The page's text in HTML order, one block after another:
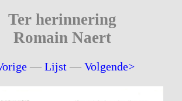
Ter herinnering
Romain Naert
—Lijst —Volgende>